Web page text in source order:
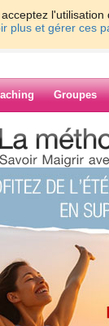
plus et gérer ces
Groupes
> > Voir le
abby02
positif
pas perdu, mais